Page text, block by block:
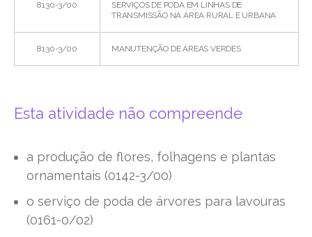
8130-3/00
SERVIÇOS DE PODA EM LINHAS DE
TRANSMISSÃO NA ÁREA RURAL E URBANA
8130-3/00 MANUTENÇÃO DE ÁREAS VERDES
Esta atividade não compreende
a produção de flores, folhagens e plantas
ornamentais (0142-3/00)
o serviço de poda de árvores para lavouras
(0161-0/02)